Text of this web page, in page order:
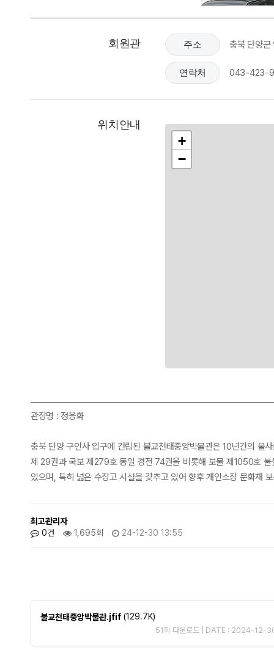
회원관 주소 충북 단양군
연락처 043-423-
위치안내
+
−
관장명 : 정응화
충북 단양 구인사 입구에 건립된 불교천태중앙박물관은 10년간의
제 29권과 국보 제279호 동일 경전 74권을 비롯해 보물 제1050호 불
있으며, 특히 넓은 수장고 시설을 갖추고 있어 향후 개인소장 문화재
최고관리자
0건
1,695회 24-12-30 13:55
불교천태중앙박물관.jfif (129.7K)
51회 다운로드 | DATE : 2024-12-